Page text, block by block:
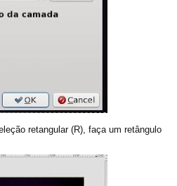
retangular (R), faça um retângulo